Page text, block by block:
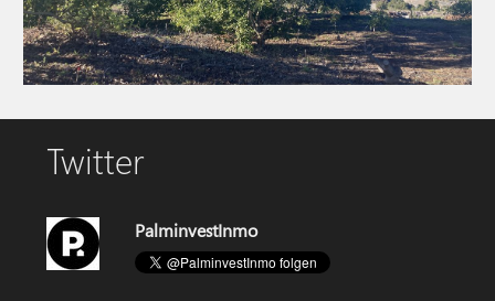
Bauland (bedingt) 2957 La Palma
Twitter
PalminvestInmo